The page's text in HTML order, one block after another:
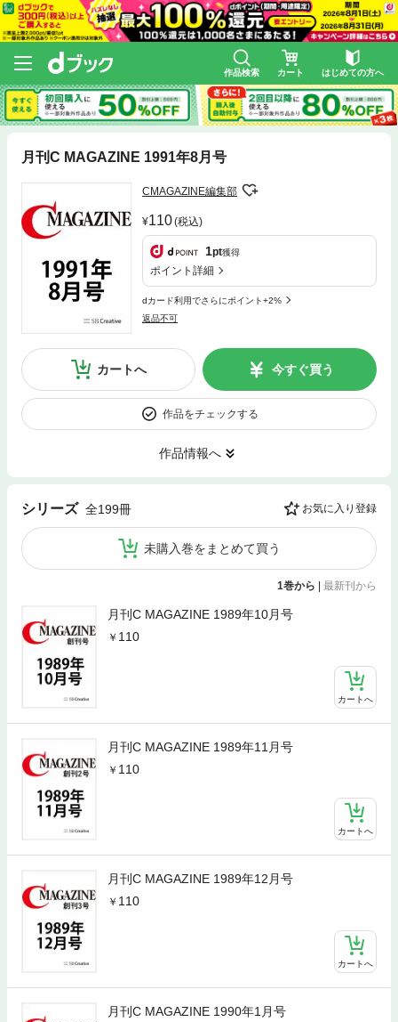
作品検索 カート はじめての方へ
月刊C MAGAZINE 1991年8月号
CMAGAZINE編集部
110(税込)
1pt獲得
ポイント詳細
dカード利用でさらにポイント+2%
返品不可
カートへ 今すぐ買う
作品をチェックする
作品情報へ
シリーズ 全199冊 お気に入り登録
未購入巻をまとめて買う
1巻から 最新刊から
月刊C MAGAZINE 1989年10月号
110
カートへ
月刊C MAGAZINE 1989年11月号
110
カートへ
月刊C MAGAZINE 1989年12月号
110
カートへ
月刊C MAGAZINE 1990年1月号